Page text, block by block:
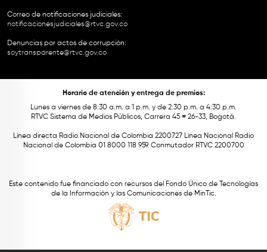
Correo de notificaciones judiciales:
notificacionesjudiciales@rtvc.gov.co
Denuncias por actos de corrupción:
soytransparente@rtvc.gov.co
Horario de atención y entrega de premios:
Lunes a viernes de 8:30 a.m. a 1 p.m. y de 2:30 p.m. a 4:30 p.m.
RTVC Sistema de Medios Públicos, Carrera 45 # 26-33, Bogotá.
Línea directa Radio Nacional de Colombia 2200727 Línea Nacional Radio
Nacional de Colombia 01 8000 118 959. Conmutador RTVC 2200700
Este contenido fue financiado con recursos del Fondo Único de Tecnologías
de la Información y las Comunicaciones de MinTic.